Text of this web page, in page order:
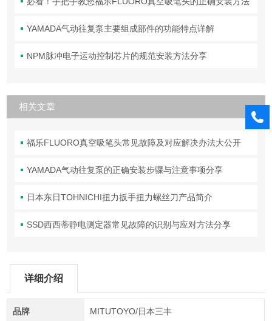
YAMADA气动往复泵主要组成部件的功能特点详解
NPM脉冲电子运动控制芯片的规范安装方法分享
相关文章
福乐FLUORO真空吸笔头常见故障及对应解决办法大公开
YAMADA气动往复泵的正确安装步骤与注意事项分享
日本东日TOHNICHI扭力扳手扭力螺丝刀产品简介
SSD西西蒂静电测定器常见故障的识别与应对方法分享
详细介绍
品牌 MITUTOYO/日本三丰